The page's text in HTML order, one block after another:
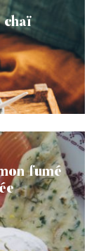
chaï
fumé